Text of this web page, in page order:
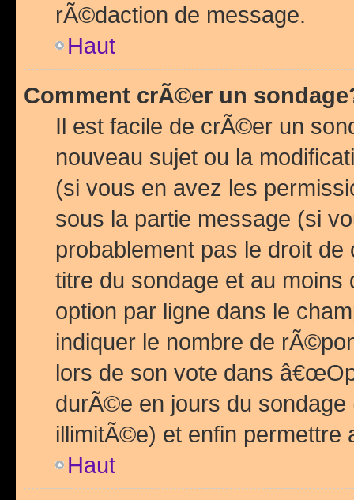
rÃ©daction de message.
Haut
Comment crÃ©er un
Il est facile de crÃ©er un
nouveau sujet ou la
(si vous en avez les
sous la partie message (si
probablement pas le droit
titre du sondage et au
option par ligne dans le
indiquer le nombre de
lors de son vote dans
durÃ©e en jours du
illimitÃ©e) et enfin permettre
Haut